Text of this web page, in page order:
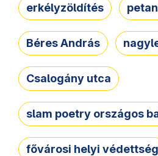
erkélyzöldítés
Béres András
Csalogány utca
slam poetry országos
fővárosi helyi védettség